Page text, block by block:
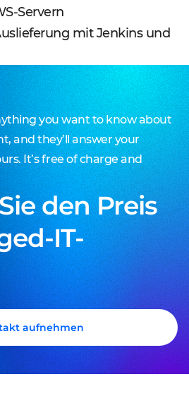
Servern
mit Jenkins und
you want to know about
and they’ll answer your
It’s free of charge and
den Preis
IT-
aufnehmen